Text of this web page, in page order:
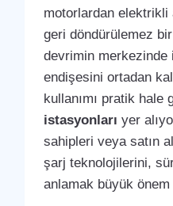
motorlardan
geri döndürülemez
devrimin merkezinde
endişesini ortadan
kullanımı pratik hale
istasyonları yer
sahipleri veya satın
şarj teknolojilerini,
anlamak büyük önem